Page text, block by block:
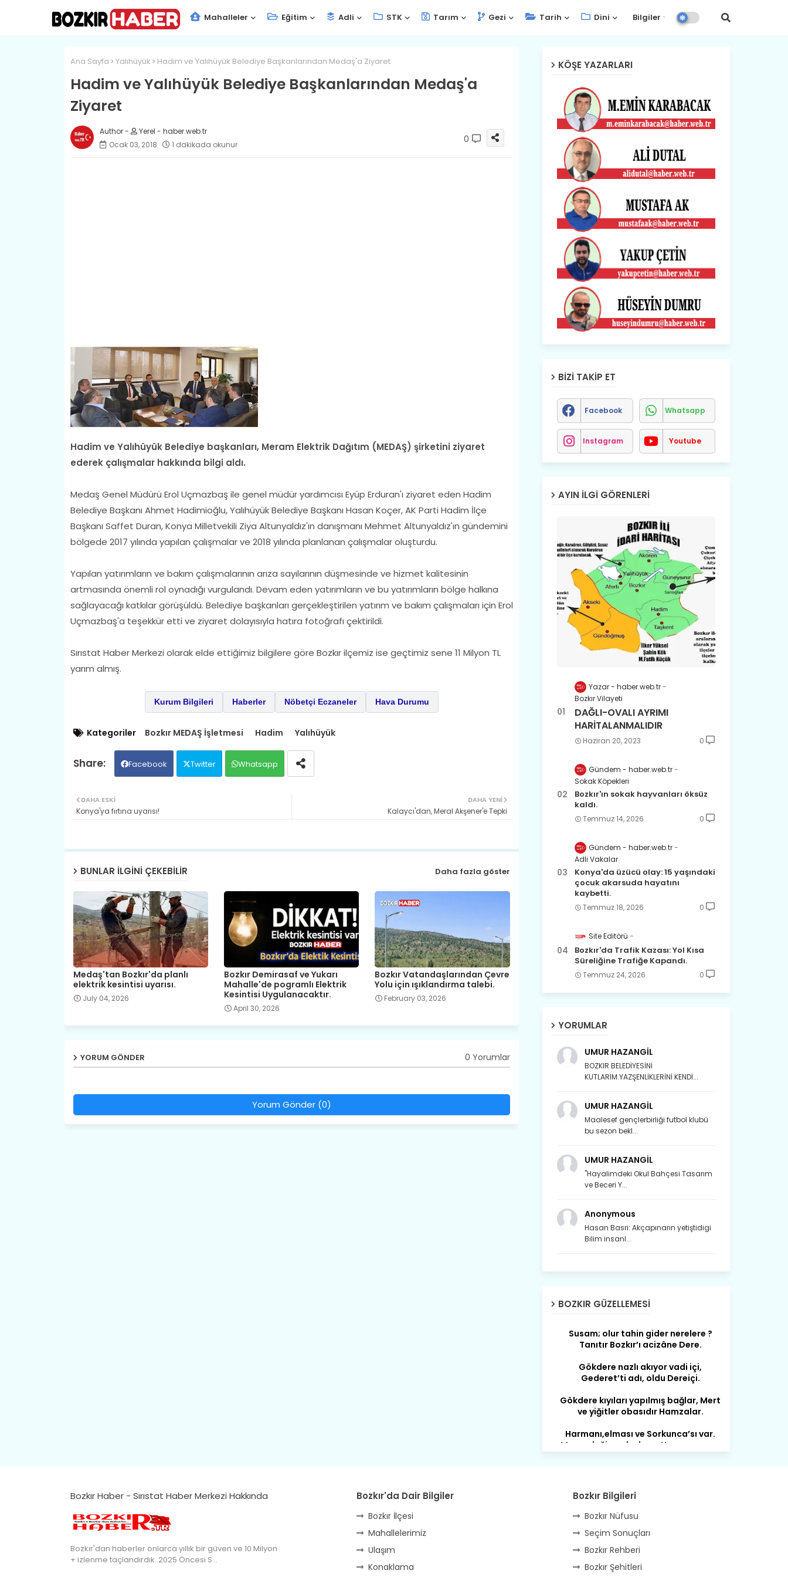
Mahalleler Eğitim Adli STK Tarım Gezi Tarih Dini Bilgiler
Ana Sayfa Yalıhüyük Hadim ve Yalıhüyük Belediye Başkanlarından Medaş'a Ziyaret
Hadim ve Yalıhüyük Belediye Başkanlarından Medaş'a
Ziyaret
Yerel - haber.web.tr
Ocak 03, 2018
1 dakikada okunur 0
Hadim ve Yalıhüyük Belediye başkanları, Meram Elektrik Dağıtım (MEDAŞ) şirketini ziyaret
ederek çalışmalar hakkında bilgi aldı.
Medaş Genel Müdürü Erol Uçmazbaş ile genel müdür yardımcısı Eyüp Erduran'ı ziyaret eden Hadim
Belediye Başkanı Ahmet Hadimioğlu, Yalıhüyük Belediye Başkanı Hasan Koçer, AK Parti Hadim İlçe
Başkanı Saffet Duran, Konya Milletvekili Ziya Altunyaldız'ın danışmanı Mehmet Altunyaldız'ın gündemini
bölgede 2017 yılında yapılan çalışmalar ve 2018 yılında planlanan çalışmalar oluşturdu.
Yapılan yatırımların ve bakım çalışmalarının arıza sayılarının düşmesinde ve hizmet kalitesinin
artmasında önemli rol oynadığı vurgulandı. Devam eden yatırımların ve bu yatırımların bölge halkına
sağlayacağı katkılar görüşüldü. Belediye başkanları gerçekleştirilen yatırım ve bakım çalışmaları için Erol
Uçmazbaş'a teşekkür etti ve ziyaret dolayısıyla hatıra fotoğrafı çektirildi.
Sırıstat Haber Merkezi olarak elde ettiğimiz bilgilere göre Bozkır ilçemiz ise geçtimiz sene 11 Milyon TL
yarım almış.
Kurum Bilgileri Haberler Nöbetçi Eczaneler Hava Durumu
Kategoriler Bozkır MEDAŞ İşletmesi Hadim Yalıhüyük
Facebook Twitter Whatsapp
DAHA YENI
Kalaycı'dan, Meral Akşener'e Tepki
DAHA ESKI
Konya'ya fırtına uyarısı!
BUNLAR ILGINI ÇEKEBILIR Daha fazla göster
Medaş'tan Bozkır'da planlı
elektrik kesintisi uyarısı.
July 04, 2026
Bozkır Demirasaf ve Yukarı
Mahalle'de pogramlı Elektrik
Kesintisi Uygulanacaktır.
April 30, 2026
Bozkır Vatandaşlarından Çevre
Yolu için ışıklandırma talebi.
February 03, 2026
YORUM GÖNDER 0 Yorumlar
Yorum Gönder (0)
KÖŞE YAZARLARI
BIZI TAKIP ET
Facebook Whatsapp
Instagram Youtube
AYIN İLGI GÖRENLERI
Yazar - haber.web.tr
Bozkır Vilayeti
DAĞLI-OVALI AYRIMI
HARİTALANMALIDIR
Haziran 20, 2023 0
Gündem - haber.web.tr
Sokak Köpekleri
Bozkır'ın sokak hayvanları öksüz
kaldı.
Temmuz 14, 2026 0
Gündem - haber.web.tr
Adli Vakalar
Konya'da üzücü olay: 15 yaşındaki
çocuk akarsuda hayatını
kaybetti.
Temmuz 18, 2026 0
Site Editörü
Bozkır'da Trafik Kazası: Yol Kısa
Süreliğine Trafiğe Kapandı.
Temmuz 24, 2026 0
YORUMLAR
UMUR HAZANGİL
BOZKIR BELEDİYESİNİ
KUTLARIM.YAZŞENLİKLERİNİ KENDİ...
UMUR HAZANGİL
Maalesef gençlerbirliği futbol klubü
bu sezon bekl...
UMUR HAZANGİL
"Hayalimdeki Okul Bahçesi Tasarım
ve Beceri Y...
Anonymous
Hasan Basri: Akçapınarın yetiştidigi
Bilim insanl...
BOZKIR GÜZELLEMESI
Tanıtır Bozkır’ı acizâne Dere.
Gökdere nazlı akıyor vadi içi,
Gederet’ti adı, oldu Dereiçi.
Gökdere kıyıları yapılmış bağlar, Mert
ve yiğitler obasıdır Hamzalar.
Harmanı,elması ve Sorkunca’sı var.
Meyre değişerek olmuş Harmanpınar.
Büyük yerdir, mahalleleri Aydınlık, Tarih
kan, Bunlarla kasaba olmuş Sarıoğlan.
Çarşamba’nın koynunda tarih çok
yorgun. Şehit Berâtlı, halkı yiğit genç
Sorkun.
Perşembe de yaşlılardan aldım öğüt,
Mazimdeki ismi şanla taşır Söğüt.
Bozkır Haber - Sırıstat Haber Merkezi Hakkında
Bozkır'dan haberler onlarca yıllık bir güven ve 10 Milyon
+ izlenme taçlandırdık. 2025 Öncesi S…
Bozkır'da Dair Bilgiler
Bozkır İlçesi
Mahallelerimiz
Ulaşım
Konaklama
Bozkır Bilgileri
Bozkır Nüfusu
Seçim Sonuçları
Bozkır Rehberi
Bozkır Şehitleri